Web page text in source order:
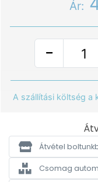
Ár:
A szállítási költség a
Átvétel
Csomag